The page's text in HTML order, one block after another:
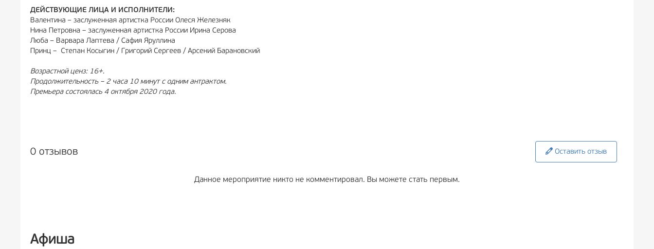
ДЕЙСТВУЮЩИЕ ЛИЦА И ИСПОЛНИТЕЛИ:
Валентина – заслуженная артистка России Олеся Железняк
Нина Петровна – заслуженная артистка России Ирина Серова
Люба – Варвара Лаптева / Сафия Яруллина
Принц – Степан Косыгин / Григорий Сергеев / Арсений Барановский
Возрастной ценз: 16+.
Продолжительность – 2 часа 10 минут с одним антрактом.
Премьера состоялась 4 октября 2020 года.
0 отзывов Оставить отзыв
Данное мероприятие никто не комментировал. Вы можете стать первым.
Афиша